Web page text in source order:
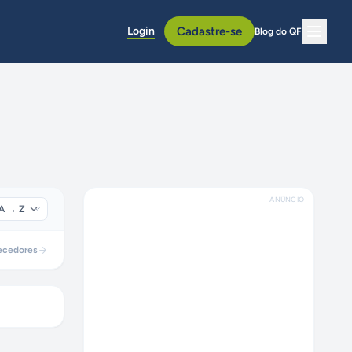
Login Cadastre-se Blog do QF
ANÚNCIO